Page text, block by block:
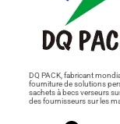
DQ PACK, fabricant
fourniture de solutions
sachets à becs verseurs
des fournisseurs sur les